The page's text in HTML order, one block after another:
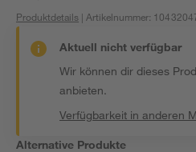
Produktdetails | Artikelnummer:
Aktuell nicht verfügbar
Wir können dir dieses
anbieten.
Verfügbarkeit in anderen
Alternative Produkte